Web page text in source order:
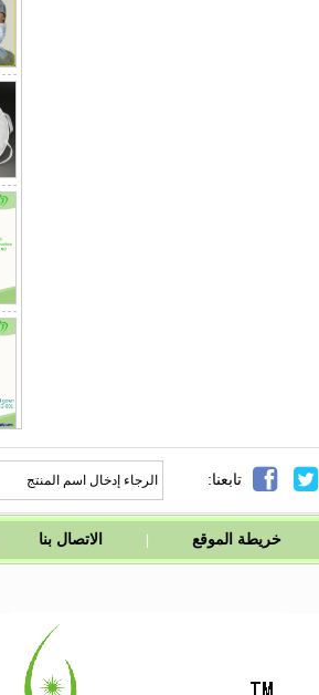
تابعنا:  
خريطة الموقع الاتصال بنا